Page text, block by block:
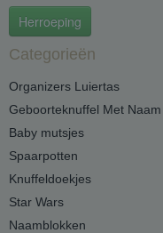
Herroeping
Categorieën
Organizers Luiertas
Geboorteknuffel Met Naam
Baby mutsjes
Spaarpotten
Knuffeldoekjes
Star Wars
Naamblokken